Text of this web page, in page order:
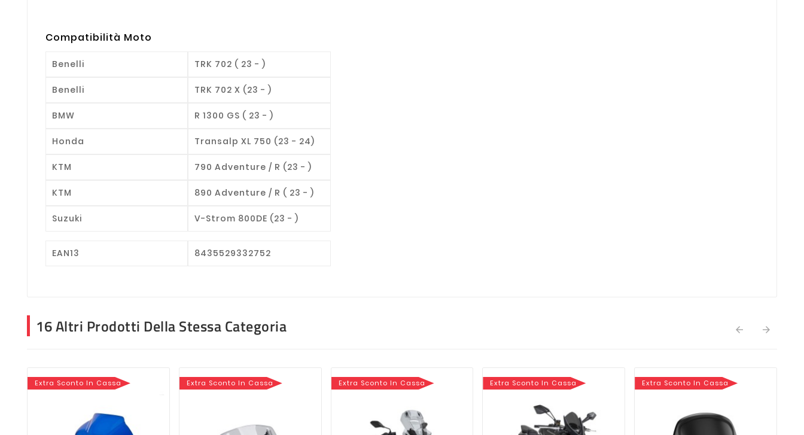
Compatibilità Moto
Benelli TRK 702 ( 23 - )
Benelli TRK 702 X (23 - )
BMW R 1300 GS ( 23 - )
Honda Transalp XL 750 (23 - 24)
KTM 790 Adventure / R (23 - )
KTM 890 Adventure / R ( 23 - )
Suzuki V-Strom 800DE (23 - )
EAN13 8435529332752
16 Altri Prodotti Della Stessa Categoria  
Extra Sconto In Cassa Extra Sconto In Cassa Extra Sconto In Cassa Extra Sconto In Cassa Extra Sconto In Cassa